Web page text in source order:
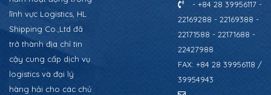
lĩnh vực Logistics, HL
Shipping Co.,Ltd đã
trở thành địa chỉ tin
cậy cung cấp dịch vụ
logistics và đại lý
hàng hải cho các chủ
- +84 28 39956117 -
22169288 - 22169388 -
22171588 - 22171688 -
22427988
FAX: +84 28 39956118 /
39954943